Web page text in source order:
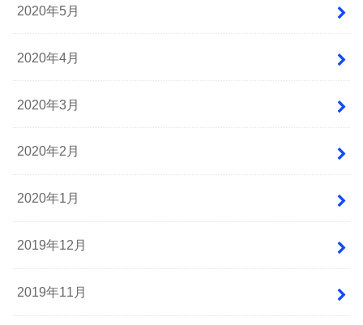
2020年5月
2020年4月
2020年3月
2020年2月
2020年1月
2019年12月
2019年11月